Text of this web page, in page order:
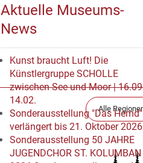
Alle
Aktuelle Museums-
News
Kunst braucht Luft! Die
Künstlergruppe SCHOLLE
zwischen See und Moor |
14.02.
Sonderausstellung "Das
verlängert bis 21. Oktober 2026
Sonderausstellung 50 JAHRE
JUGENDCHOR ST. KOLUMBAN